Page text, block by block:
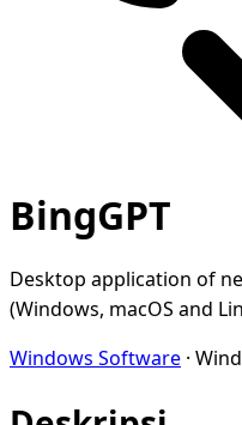
BingGPT
Desktop application of
(Windows, macOS and
Windows Software ·